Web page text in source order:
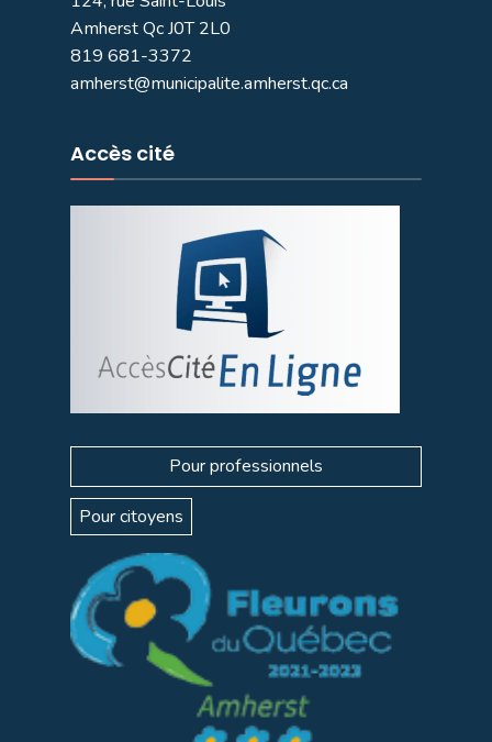
Amherst Qc J0T 2L0
819 681-3372
amherst@municipalite.amherst.qc.ca
Accès cité
Pour professionnels
Pour citoyens